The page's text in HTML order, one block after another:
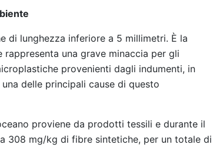
di lunghezza inferiore a 5 millimetri. È la
una grave minaccia per gli
provenienti dagli indumenti, in
delle principali cause di questo
proviene da prodotti tessili e durante il
308 mg/kg di fibre sintetiche, per un totale di